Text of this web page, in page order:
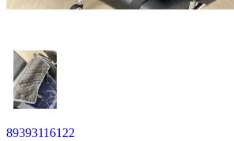
89393116122